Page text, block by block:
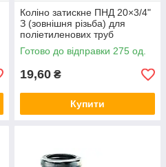
Коліно затискне ПНД 20×3/4"
З (зовнішня різьба) для
поліетиленових труб
SantehPlast Україна
Готово до відправки 275 од.
19,60 ₴
Купити